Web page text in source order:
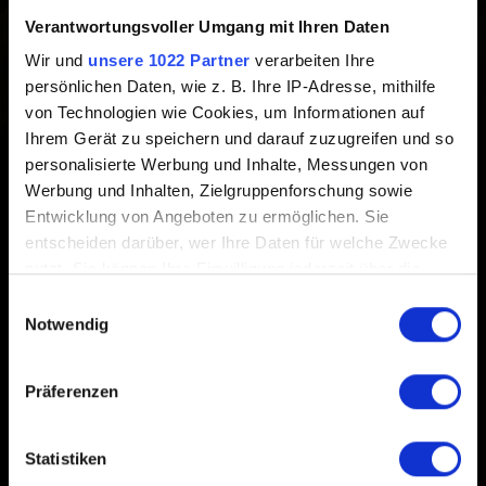
Verantwortungsvoller Umgang mit Ihren Daten
Wir und unsere 1022 Partner verarbeiten Ihre
persönlichen Daten, wie z. B. Ihre IP-Adresse, mithilfe
von Technologien wie Cookies, um Informationen auf
Ihrem Gerät zu speichern und darauf zuzugreifen und so
personalisierte Werbung und Inhalte, Messungen von
Werbung und Inhalten, Zielgruppenforschung sowie
Entwicklung von Angeboten zu ermöglichen. Sie
entscheiden darüber, wer Ihre Daten für welche Zwecke
Trigger Symbol ändern oder widerrufen
Informationen über Ihre geografische Lage
können
Notwendig
Präferenzen
Statistiken
Erstellt vor 2 Jahren Aktualisiert vor 2 Jahren
Alzur-Skins in GWENT: Rogue Mage können nach
Abschluss des ersten Abenteuers während der
Deckauswahl in Alzurs Labor verändert werden.